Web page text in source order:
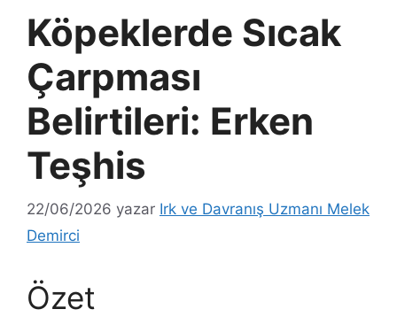
Köpeklerde Sıcak
Çarpması
Belirtileri: Erken
Teşhis
22/06/2026 yazar Irk ve Davranış Uzmanı Melek
Demirci
Özet